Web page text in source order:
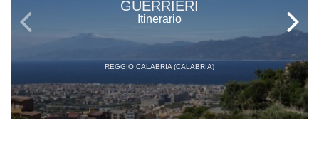
GUERRIERI
Itinerario
REGGIO CALABRIA (CALABRIA)